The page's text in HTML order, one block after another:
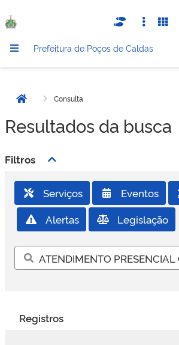
Prefeitura de Poços de Caldas
Página inicial
Consulta
Resultados da busca
Filtros
Serviços Eventos
Alertas
Legislação
Registros